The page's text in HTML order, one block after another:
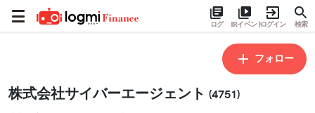
ログ IRイベントログイン 検索
フォロー
株式会社サイバーエージェント (4751)